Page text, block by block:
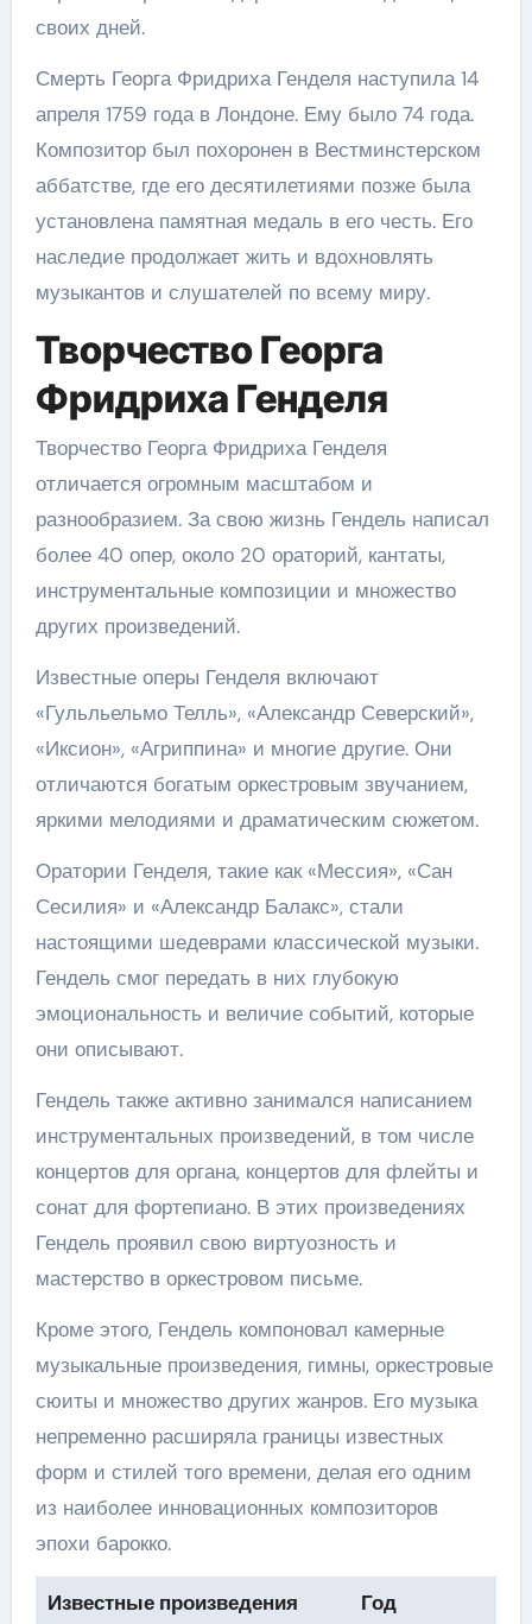
своих дней.
Смерть Георга Фридриха Генделя наступила 14
апреля 1759 года в Лондоне. Ему было 74 года.
Композитор был похоронен в Вестминстерском
аббатстве, где его десятилетиями позже была
установлена памятная медаль в его честь. Его
наследие продолжает жить и вдохновлять
музыкантов и слушателей по всему миру.
Творчество Георга
Фридриха Генделя
Творчество Георга Фридриха Генделя
отличается огромным масштабом и
разнообразием. За свою жизнь Гендель написал
более 40 опер, около 20 ораторий, кантаты,
инструментальные композиции и множество
других произведений.
Известные оперы Генделя включают
«Гульльельмо Телль», «Александр Северский»,
«Иксион», «Агриппина» и многие другие. Они
отличаются богатым оркестровым звучанием,
яркими мелодиями и драматическим сюжетом.
Оратории Генделя, такие как «Мессия», «Сан
Сесилия» и «Александр Балакс», стали
настоящими шедеврами классической музыки.
Гендель смог передать в них глубокую
эмоциональность и величие событий, которые
они описывают.
Гендель также активно занимался написанием
инструментальных произведений, в том числе
концертов для органа, концертов для флейты и
сонат для фортепиано. В этих произведениях
Гендель проявил свою виртуозность и
мастерство в оркестровом письме.
Кроме этого, Гендель компоновал камерные
музыкальные произведения, гимны, оркестровые
сюиты и множество других жанров. Его музыка
непременно расширяла границы известных
форм и стилей того времени, делая его одним
из наиболее инновационных композиторов
эпохи барокко.
Известные произведения
Год